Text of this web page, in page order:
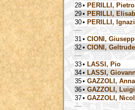
28• PERILLI,
29• PERILLI,
30• PERILLI,
31 • CIONI,
32• CIONI, Geltrude
33• LASSI, Pio
34• LASSI,
35• GAZZOLI, Anna
36• GAZZOLI, Luigi
37• GAZZOLI,